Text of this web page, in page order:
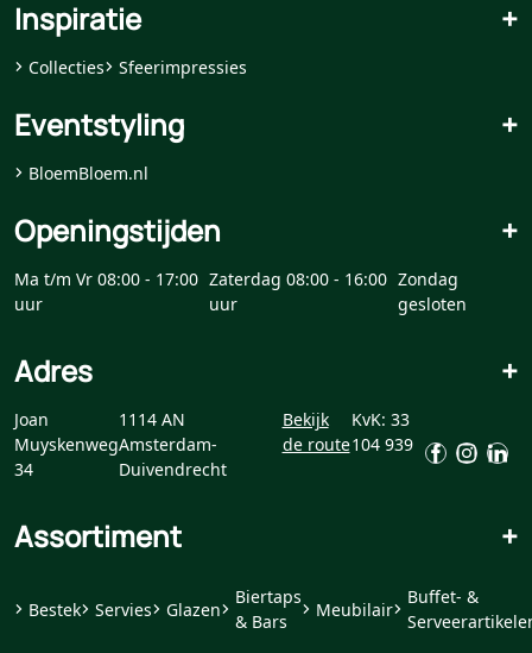
Inspiratie +
Collecties Sfeerimpressies
Eventstyling +
BloemBloem.nl
Openingstijden +
Ma t/m Vr 08:00 - 17:00
uur
Zaterdag 08:00 - 16:00
uur
Zondag
gesloten
Adres +
Joan
Muyskenweg
34
1114 AN
Amsterdam-
Duivendrecht
Bekijk
de route
KvK: 33
104 939
Assortiment +
Bestek Servies Glazen
Biertaps
& Bars
Meubilair
Buffet- &